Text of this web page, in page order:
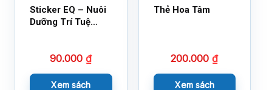
Sticker EQ – Nuôi
Dưỡng Trí Tuệ
Cùng 150 Sticker
90.000₫
Xem sách
Thẻ Hoa Tâm
200.000₫
Xem sách